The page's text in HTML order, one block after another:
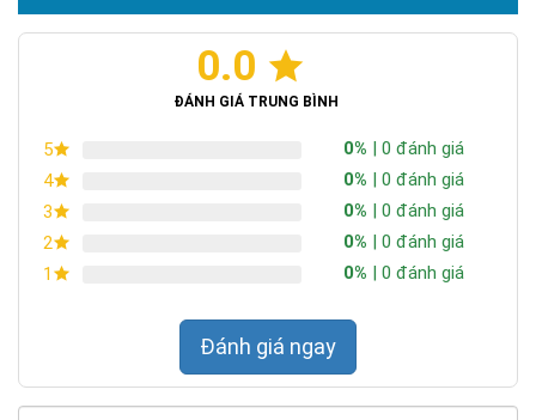
Chứng nhận ISO 9001:2015
0.0
ĐÁNH GIÁ TRUNG BÌNH
5 0% | 0 đánh giá
4
0% | 0 đánh giá
3
0% | 0 đánh giá
2
0% | 0 đánh giá
1
0% | 0 đánh giá
Đánh giá ngay